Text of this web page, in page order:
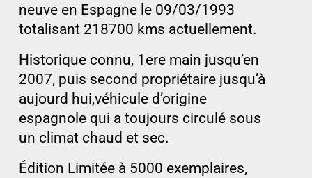
neuve en Espagne le 09/03/1993
totalisant 218700 kms actuellement.
Historique connu, 1ere main jusqu’en
2007, puis second propriétaire jusqu’à
aujourd hui,véhicule d’origine
espagnole qui a toujours circulé sous
un climat chaud et sec.
Édition Limitée à 5000 exemplaires,